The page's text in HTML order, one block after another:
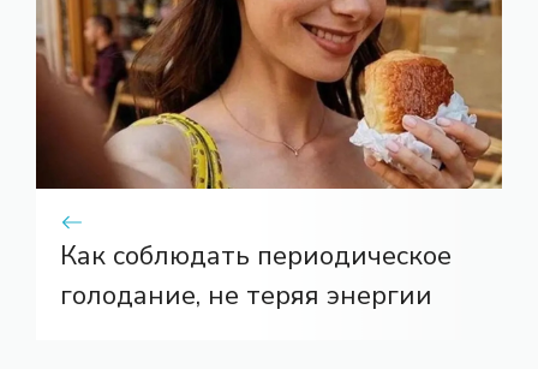
Как соблюдать периодическое
голодание, не теряя энергии